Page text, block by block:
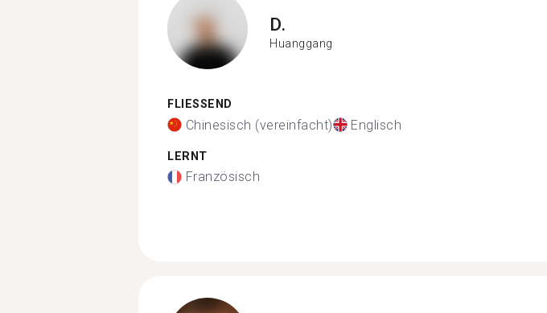
D.
Huanggang
FLIESSEND
Chinesisch (vereinfacht) Englisch
LERNT
Französisch